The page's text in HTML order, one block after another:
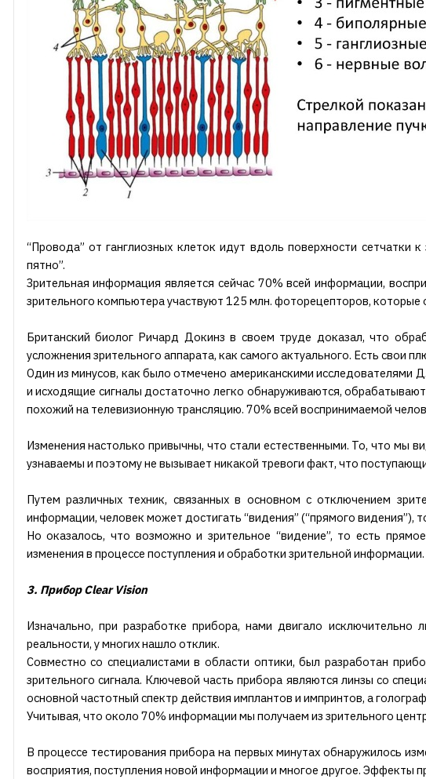
“Провода” от ганглиозных клеток идут вдоль поверхности сетчатки
пятно”.
Зрительная информация является сейчас 70% всей информации,
зрительного компьютера участвуют 125 млн. фоторецепторов,
Британский биолог Ричард Докинз в своем труде доказал, что
усложнения зрительного аппарата, как самого актуального. Есть свои
Один из минусов, как было отмечено американскими исследователями
и исходящие сигналы достаточно легко обнаруживаются,
похожий на телевизионную трансляцию. 70% всей воспринимаемой
Изменения настолько привычны, что стали естественными. То, что
узнаваемы и поэтому не вызывает никакой тревоги факт, что
Путем различных техник, связанных в основном с отключением
информации, человек может достигать “видения” (“прямого
Но оказалось, что возможно и зрительное “видение”, то есть
изменения в процессе поступления и обработки зрительной
3. Прибор Clear Vision
Изначально, при разработке прибора, нами двигало
реальности, у многих нашло отклик.
Совместно со специалистами в области оптики, был разработан
зрительного сигнала. Ключевой часть прибора являются линзы со
основной частотный спектр действия имплантов и импринтов, а
Учитывая, что около 70% информации мы получаем из зрительного
В процессе тестирования прибора на первых минутах обнаружилось
восприятия, поступления новой информации и многое другое. Эффекты